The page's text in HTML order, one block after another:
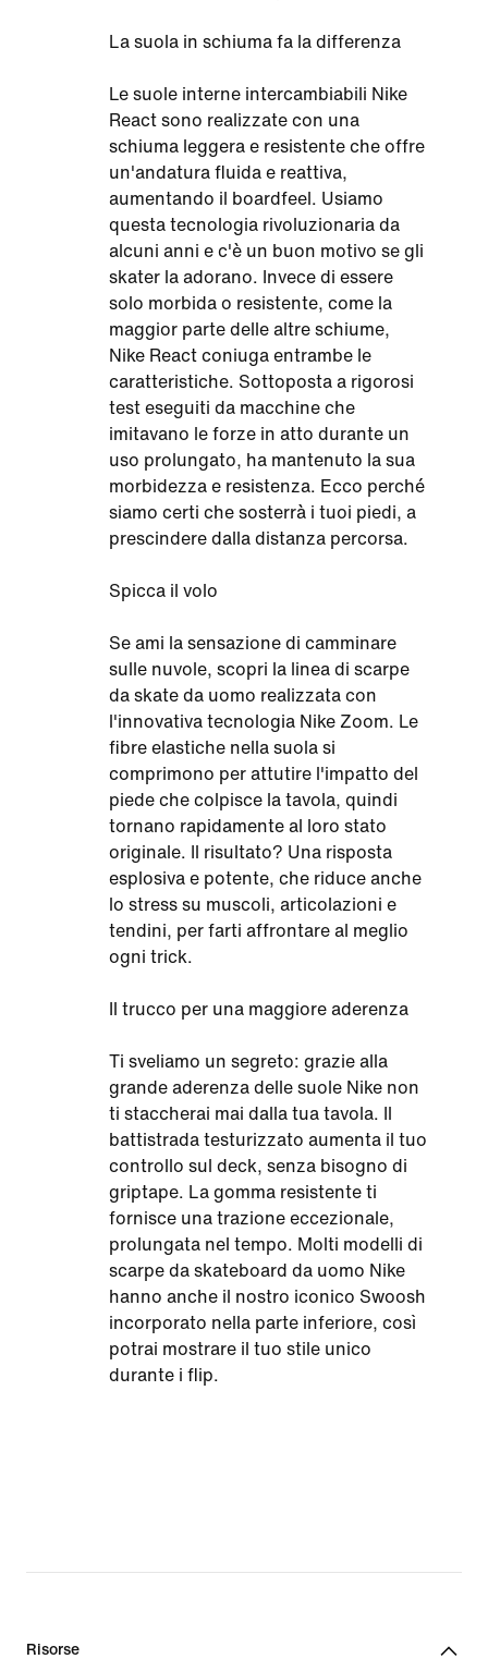
La suola in schiuma fa la differenza
Le suole interne intercambiabili Nike
React sono realizzate con una
schiuma leggera e resistente che offre
un'andatura fluida e reattiva,
aumentando il boardfeel. Usiamo
questa tecnologia rivoluzionaria da
alcuni anni e c'è un buon motivo se gli
skater la adorano. Invece di essere
solo morbida o resistente, come la
maggior parte delle altre schiume,
Nike React coniuga entrambe le
caratteristiche. Sottoposta a rigorosi
test eseguiti da macchine che
imitavano le forze in atto durante un
uso prolungato, ha mantenuto la sua
morbidezza e resistenza. Ecco perché
siamo certi che sosterrà i tuoi piedi, a
prescindere dalla distanza percorsa.
Spicca il volo
Se ami la sensazione di camminare
sulle nuvole, scopri la linea di scarpe
da skate da uomo realizzata con
l'innovativa tecnologia Nike Zoom. Le
fibre elastiche nella suola si
comprimono per attutire l'impatto del
piede che colpisce la tavola, quindi
tornano rapidamente al loro stato
originale. Il risultato? Una risposta
esplosiva e potente, che riduce anche
lo stress su muscoli, articolazioni e
tendini, per farti affrontare al meglio
ogni trick.
Il trucco per una maggiore aderenza
Ti sveliamo un segreto: grazie alla
grande aderenza delle suole Nike non
ti staccherai mai dalla tua tavola. Il
battistrada testurizzato aumenta il tuo
controllo sul deck, senza bisogno di
griptape. La gomma resistente ti
fornisce una trazione eccezionale,
prolungata nel tempo. Molti modelli di
scarpe da skateboard da uomo Nike
hanno anche il nostro iconico Swoosh
incorporato nella parte inferiore, così
potrai mostrare il tuo stile unico
durante i flip.
Risorse